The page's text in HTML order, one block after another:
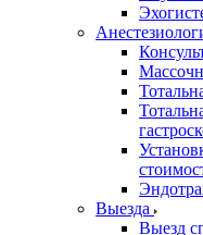
Выезда
Выезд